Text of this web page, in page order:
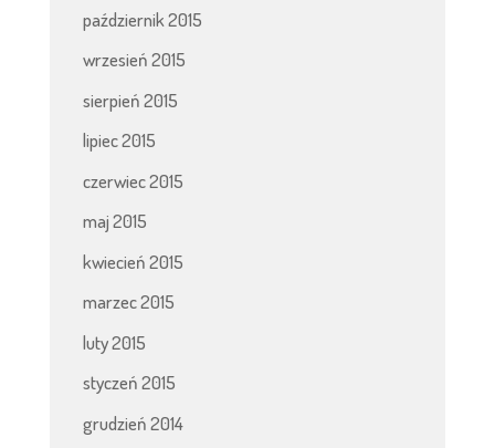
październik 2015
wrzesień 2015
sierpień 2015
lipiec 2015
czerwiec 2015
maj 2015
kwiecień 2015
marzec 2015
luty 2015
styczeń 2015
grudzień 2014